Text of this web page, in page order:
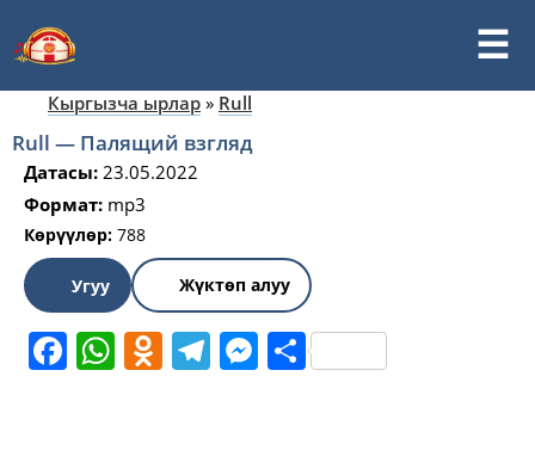
Кыргызча ырлар » Rull
Rull — Палящий взгляд
Датасы: 23.05.2022
Формат: mp3
Көрүүлөр: 788
Угуу Жүктөп алуу
Facebook
WhatsApp
Odnoklassniki
Telegram
Messenger
Share